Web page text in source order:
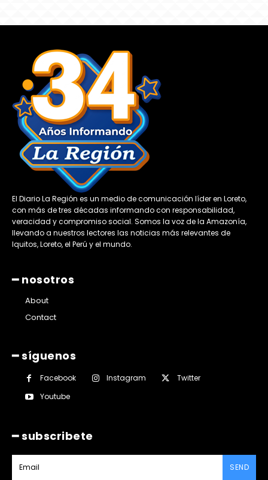
El Diario La Región es un medio de comunicación líder en Loreto,
con más de tres décadas informando con responsabilidad,
veracidad y compromiso social. Somos la voz de la Amazonía,
llevando a nuestros lectores las noticias más relevantes de
Iquitos, Loreto, el Perú y el mundo.
━ nosotros
About
Contact
━ síguenos
Facebook Instagram
Twitter
Youtube
━ subscribete
SEND